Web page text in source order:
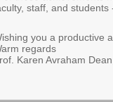
staff, and students
you a productive
regards,
Karen Avraham